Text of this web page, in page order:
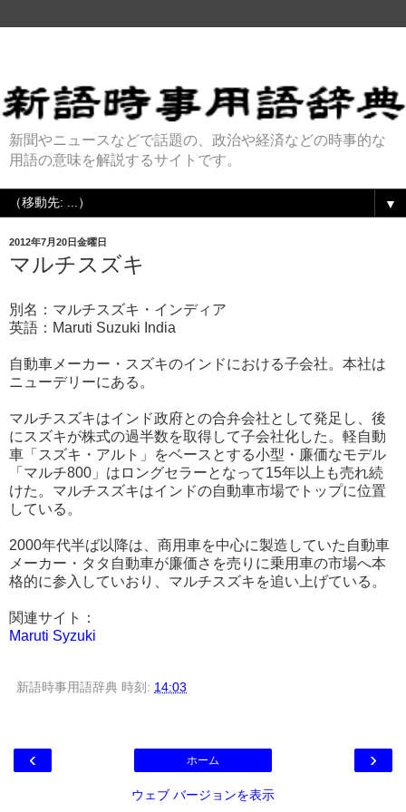
新聞やニュースなどで話題の、政治や経済などの時事的な
用語の意味を解説するサイトです。
▼
2012年7月20日金曜日
マルチスズキ
別名：マルチスズキ・インディア
英語：Maruti Suzuki India
自動車メーカー・スズキのインドにおける子会社。本社は
ニューデリーにある。
マルチスズキはインド政府との合弁会社として発足し、後
にスズキが株式の過半数を取得して子会社化した。軽自動
車「スズキ・アルト」をベースとする小型・廉価なモデル
「マルチ800」はロングセラーとなって15年以上も売れ続
けた。マルチスズキはインドの自動車市場でトップに位置
している。
2000年代半ば以降は、商用車を中心に製造していた自動車
メーカー・タタ自動車が廉価さを売りに乗用車の市場へ本
格的に参入していおり、マルチスズキを追い上げている。
関連サイト：
Maruti Syzuki
新語時事用語辞典 時刻: 14:03
‹ ›
ホーム
ウェブ バージョンを表示